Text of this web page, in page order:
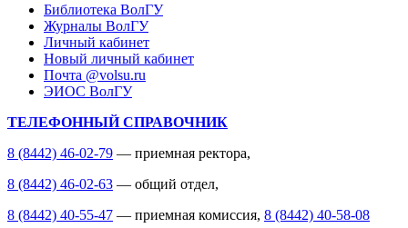
Библиотека ВолГУ
Журналы ВолГУ
Личный кабинет
Новый личный кабинет
Почта @volsu.ru
ЭИОС ВолГУ
ТЕЛЕФОННЫЙ СПРАВОЧНИК
8 (8442) 46-02-79 — приемная ректора,
8 (8442) 46-02-63 — общий отдел,
8 (8442) 40-55-47 — приемная комиссия, 8 (8442) 40-58-08